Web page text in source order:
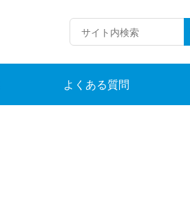
よくある質問